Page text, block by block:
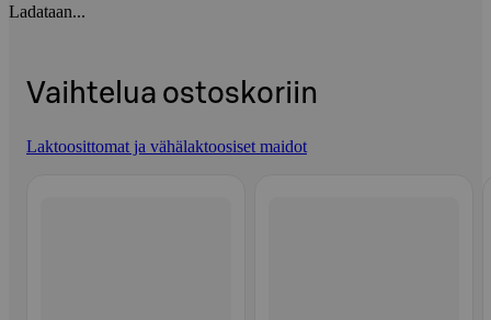
Ladataan...
Vaihtelua ostoskoriin
Laktoosittomat ja vähälaktoosiset maidot